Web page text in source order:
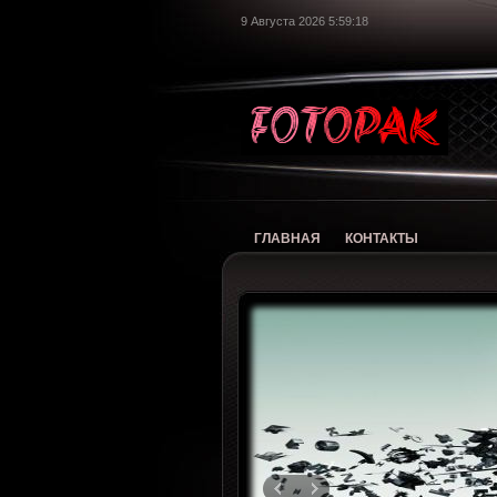
9 Августа 2026 5:59:19
ГЛАВНАЯ КОНТАКТЫ